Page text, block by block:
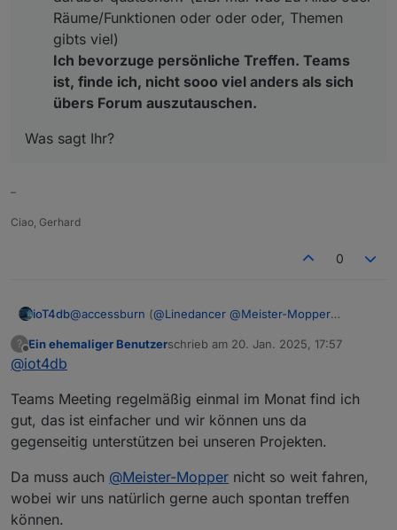
Räume/Funktionen oder oder oder, Themen
gibts viel)
Ich bevorzuge persönliche Treffen. Teams
ist, finde ich, nicht sooo viel anders als sich
übers Forum auszutauschen.
Was sagt Ihr?
–
Ciao, Gerhard
0
ioT4db@accessburn (@Linedancer @Meister-Mopper
hier mal meine Gedanken
Bad Homburg ist ok für mich (wäre aber auch
ich denk Wochenende oder Freitag sollte es sein
keine Ahnung in welchem Rhythmus man es mal
Termine vor Ort ist nicht einfach, deshalb vlt. noch
vlt versucht man vor Ort 1-2x im Jahr und parallel
z.B. jeden 1. Mittwoch im Monat (wie gesagt nur 1
?
Offline
Ein ehemaliger Benutzerschrieb am 20. Jan. 2025, 17:57
zuletzt editiert von
@iot4db
Teams Meeting regelmäßig einmal im Monat find ich
gut, das ist einfacher und wir können uns da
gegenseitig unterstützen bei unseren Projekten.
Da muss auch @Meister-Mopper nicht so weit fahren,
wobei wir uns natürlich gerne auch spontan treffen
können.